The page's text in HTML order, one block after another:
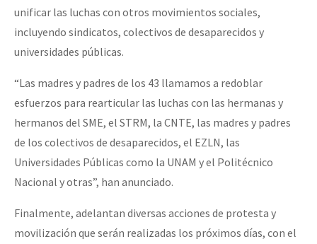
unificar las luchas con otros movimientos sociales,
incluyendo sindicatos, colectivos de desaparecidos y
universidades públicas.
“Las madres y padres de los 43 llamamos a redoblar
esfuerzos para rearticular las luchas con las hermanas y
hermanos del SME, el STRM, la CNTE, las madres y padres
de los colectivos de desaparecidos, el EZLN, las
Universidades Públicas como la UNAM y el Politécnico
Nacional y otras”, han anunciado.
Finalmente, adelantan diversas acciones de protesta y
movilización que serán realizadas los próximos días, con el